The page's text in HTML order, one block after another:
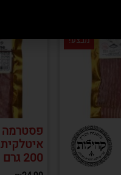
מבצע!
פסטרמה
איטלקית
200 גרם